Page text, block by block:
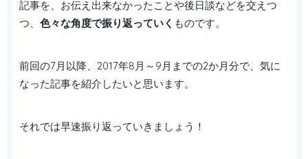
記事を、お伝え出来なかったことや後日談などを交えつ
つ、 色々な角度で振り返っていく ものです。
前回の7月以降、2017年8月～9月までの2か月分で、気に
なった記事を紹介したいと思います。
それでは早速振り返っていきましょう！